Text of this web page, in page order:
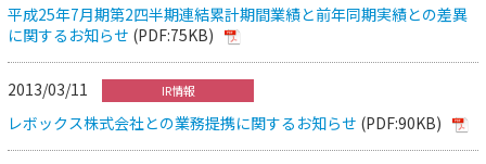
平成25年7月期第2四半期連結累計期間業績と前年同期実績との差異
に関するお知らせ (PDF:75KB)
2013/03/11 IR情報
レボックス株式会社との業務提携に関するお知らせ (PDF:90KB)